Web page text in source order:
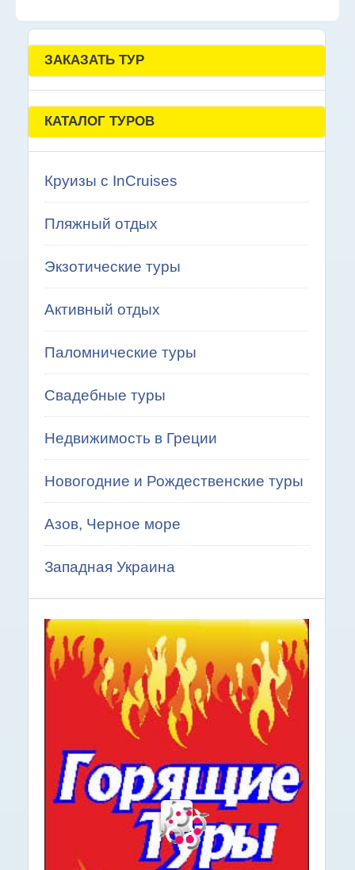
ЗАКАЗАТЬ ТУР
КАТАЛОГ ТУРОВ
Круизы с InCruises
Пляжный отдых
Экзотические туры
Активный отдых
Паломнические туры
Свадебные туры
Недвижимость в Греции
Новогодние и Рождественские туры
Азов, Черное море
Западная Украина